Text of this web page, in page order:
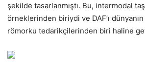
şekilde tasarlanmıştı. Bu, intermodal
örneklerinden biriydi ve DAF’ı
römorku tedarikçilerinden biri haline